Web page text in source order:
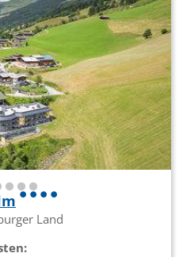
Land